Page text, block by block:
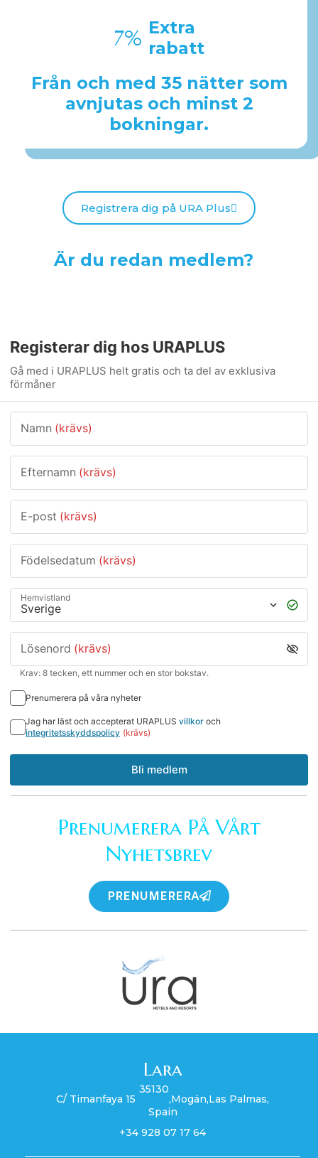
7% Extra
rabatt
Från och med 35 nätter som
avnjutas och minst 2
bokningar.
Registrera dig på URA Plus
Är du redan medlem?
Registerar dig hos URAPLUS
Gå med i URAPLUS helt gratis och ta del av exklusiva
förmåner
Namn (krävs)
Efternamn (krävs)
E-post (krävs)
Födelsedatum (krävs)
Hemvistland
Lösenord (krävs)
Krav: 8 tecken, ett nummer och en stor bokstav.
Prenumerera på våra nyheter
Jag har läst och accepterat URAPLUS villkor och
integritetsskyddspolicy (krävs)
Bli medlem
Prenumerera På Vårt
Nyhetsbrev
PRENUMERERA
Lara
C/ Timanfaya 15
35130
,Mogán,Las Palmas,
Spain
+34 928 07 17 64